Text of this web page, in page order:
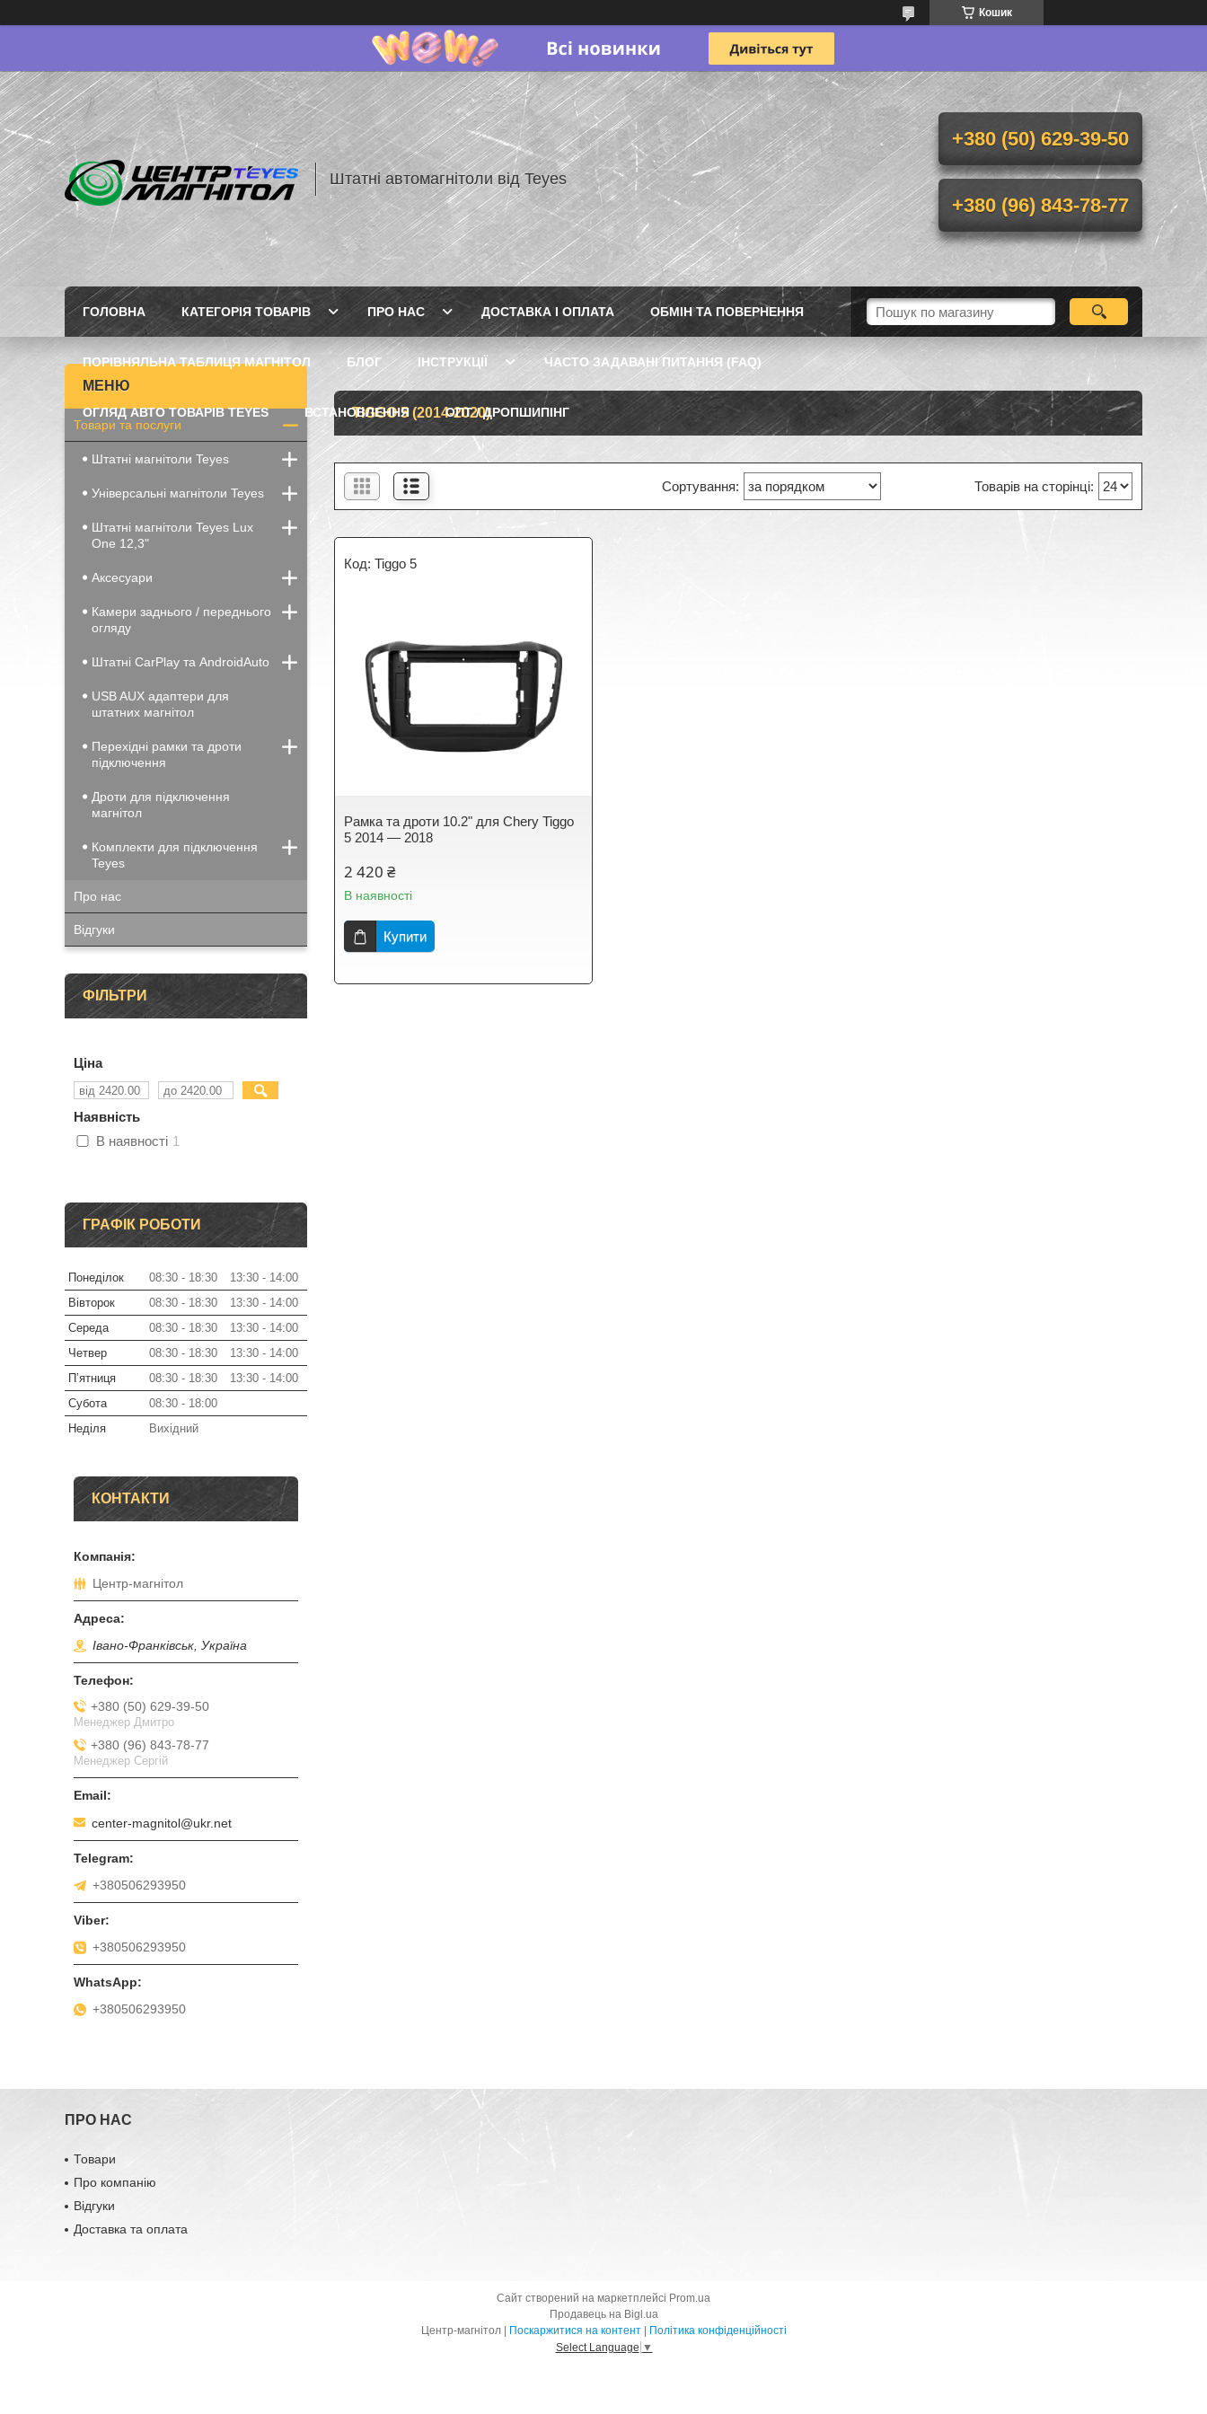
Кошик
Штатні автомагнітоли від Teyes
+380 (50) 629-39-50
+380 (96) 843-78-77
ГОЛОВНА КАТЕГОРІЯ ТОВАРІВ ПРО НАС ДОСТАВКА І ОПЛАТА ОБМІН ТА ПОВЕРНЕННЯ
ПОРІВНЯЛЬНА ТАБЛИЦЯ МАГНІТОЛ БЛОГ ІНСТРУКЦІЇ ЧАСТО ЗАДАВАНІ ПИТАННЯ (FAQ)
ОГЛЯД АВТО ТОВАРІВ TEYES ВСТАНОВЛЕННЯ ОПТ / ДРОПШИПІНГ
TIGGO 5 (2014-2020)
Tiggo 5
Рамка та дроти 10.2" для Chery Tiggo
5 2014 — 2018
2 420 ₴
В наявності
Купити
Товари та послуги
Штатні магнітоли Teyes
Універсальні магнітоли Teyes
Штатні магнітоли Teyes Lux
One 12,3"
Аксесуари
Камери заднього / переднього
огляду
Штатні CarPlay та AndroidAuto
USB AUX адаптери для
штатних магнітол
Перехідні рамки та дроти
підключення
Дроти для підключення
магнітол
Комплекти для підключення
Teyes
Про нас
Відгуки
ФІЛЬТРИ
Ціна
Наявність
В наявності 1
ГРАФІК РОБОТИ
Понеділок 08:30 18:30 13:30
14:00
Вівторок
08:30 18:30 13:30
14:00
Середа
08:30 18:30 13:30
14:00
Четвер
08:30 18:30 13:30
14:00
Пʼятниця
08:30 18:30 13:30
14:00
Субота
08:30
18:00
Неділя
Вихідний
КОНТАКТИ
Центр-магнітол
Івано-Франківськ, Україна
+380 (50) 629-39-50
Менеджер Дмитро
+380 (96) 843-78-77
Менеджер Сергій
center-magnitol@ukr.net
+380506293950
+380506293950
+380506293950
ПРО НАС
Товари
Про компанію
Відгуки
Доставка та оплата
Сайт створений на маркетплейсі Prom.ua
Продавець на Bigl.ua
Центр-магнітол | Поскаржитися на контент | Політика конфіденційності
Select Language ▼